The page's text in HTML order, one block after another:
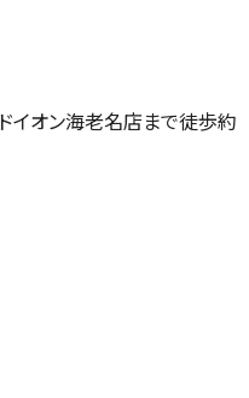
イオン海老名店まで徒歩約